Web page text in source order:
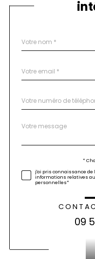
par
*
*
*
Fieldset
Message
*
*
j'ai pris connaissance
informations relatives
personnelles*
09